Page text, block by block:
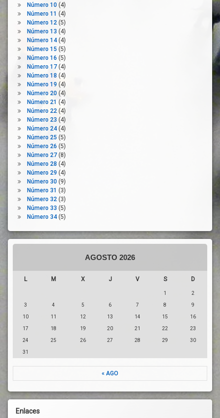
Extranjero
Familia
Fase
2
Ingreso
Mínimo
Vital
Inmigrante
Integración
Integración
Estructural
Ley De
Extranjería
Mano
De
Obra
Menores
Extranjeros
Migración
Natalidad
ONG
Personas
Vulnerables
Prestaciones
Protección
Redes
Sociales
Repartidores
Servicios
Situación
Número 10(4)
Número 11 (4)
Número 12(5)
Número 13 (4)
Número 14(4)
Número 15 (5)
Número 16 (5)
Número 17(4)
Número 18 (4)
Número 19 (4)
Número 20(4)
Número 21 (4)
Número 22(4)
Número 23(4)
Número 24(4)
Número 25 (5)
Número 26 (5)
Número 27(8)
Número 28 (4)
Número 29 (4)
Número 30(9)
Número 31 (3)
Número 32(3)
Número 33 (5)
Número 34(5)
AGOSTO 2026
L M X J V S D
1 2
3 4 5 6 7 8 9
10 11 12 13 14 15 16
17 18 19 20 21 22 23
24 25 26 27 28 29 30
31
« AGO
Enlaces